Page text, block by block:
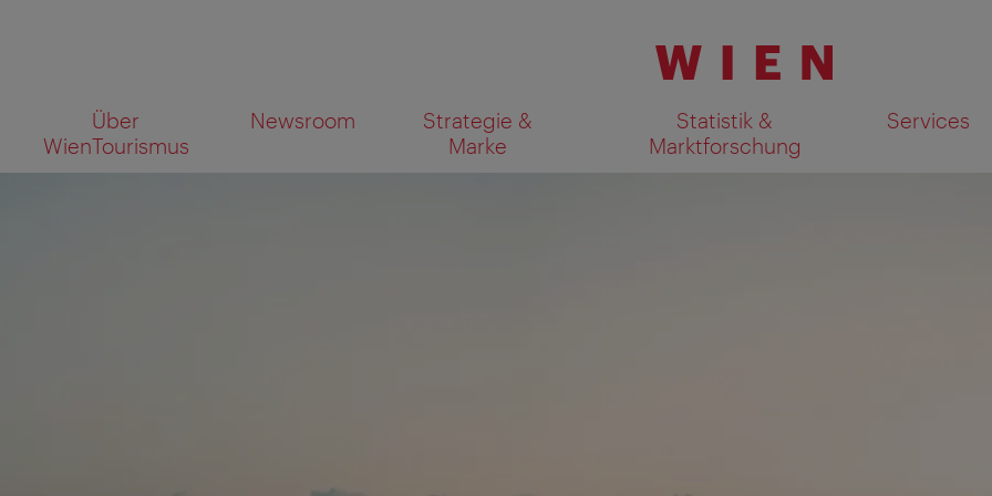
NavigationÜber
WienTourismus
Newsroom
Strategie &
Marke
Statistik &
Marktforschung
Services
Wonach